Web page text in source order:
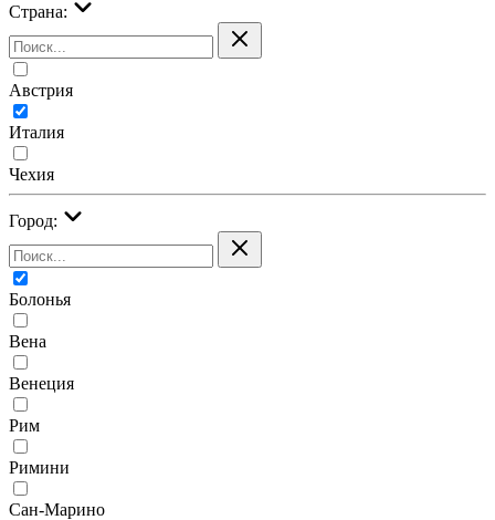
Страна:
Австрия
Италия
Чехия
Город:
Болонья
Вена
Венеция
Рим
Римини
Сан-Марино